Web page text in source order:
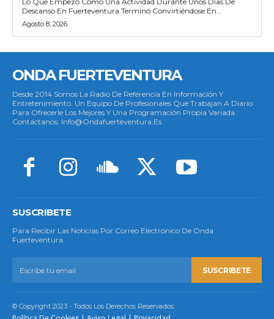
Descanso En Fuerteventura Terminó Convirtiéndose En...
Agosto 8, 2026
ONDA FUERTEVENTURA
Desde 2014 Somos La Radio De Referencia En Información Y
Entretenimiento. Un Equipo De Profesionales Que Trabajan A Diario
Para Ofrecerle Los Mejores Y Una Programación Propia Variada.
Contáctanos: Info@ondafuerteventura.es
SUSCRIBETE
Para Recibir Las Noticias Por Correo Electrónico De Onda
Fuerteventura.
SUSCRIBETE
© Copyright 2023 - Todos Los Derechos Reservados.